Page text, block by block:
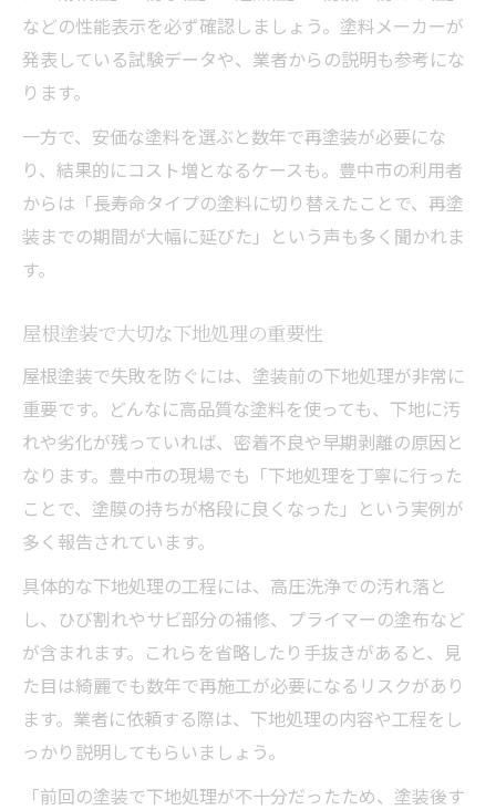
などの性能表示を必ず確認しましょう。塗料メーカーが
発表している試験データや、業者からの説明も参考にな
ります。
一方で、安価な塗料を選ぶと数年で再塗装が必要にな
り、結果的にコスト増となるケースも。豊中市の利用者
からは「長寿命タイプの塗料に切り替えたことで、再塗
装までの期間が大幅に延びた」という声も多く聞かれま
す。
屋根塗装で大切な下地処理の重要性
屋根塗装で失敗を防ぐには、塗装前の下地処理が非常に
重要です。どんなに高品質な塗料を使っても、下地に汚
れや劣化が残っていれば、密着不良や早期剥離の原因と
なります。豊中市の現場でも「下地処理を丁寧に行った
ことで、塗膜の持ちが格段に良くなった」という実例が
多く報告されています。
具体的な下地処理の工程には、高圧洗浄での汚れ落と
し、ひび割れやサビ部分の補修、プライマーの塗布など
が含まれます。これらを省略したり手抜きがあると、見
た目は綺麗でも数年で再施工が必要になるリスクがあり
ます。業者に依頼する際は、下地処理の内容や工程をし
っかり説明してもらいましょう。
「前回の塗装で下地処理が不十分だったため、塗装後す